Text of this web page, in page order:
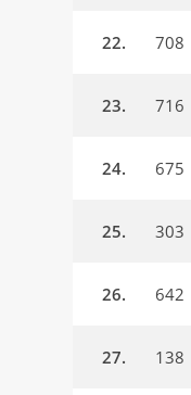
22. 708
23. 716
24. 675
25. 303
26. 642
27. 138